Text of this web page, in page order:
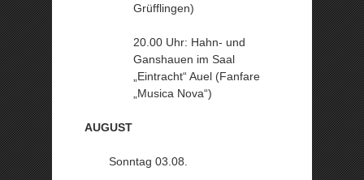
Grüfflingen)
20.00 Uhr: Hahn- und
Ganshauen im Saal
„Eintracht“ Auel (Fanfare
„Musica Nova“)
AUGUST
Sonntag 03.08.